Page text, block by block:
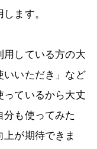
ます。
用している方の大
いいただき」など
っているから大丈
も使ってみた
が期待できま